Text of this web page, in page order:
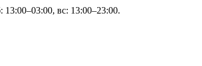
13:00–03:00, вс: 13:00–23:00.